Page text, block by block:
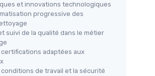
et innovations technologiques
progressive des
suivi de la qualité dans le métier
adaptées aux
de travail et la sécurité